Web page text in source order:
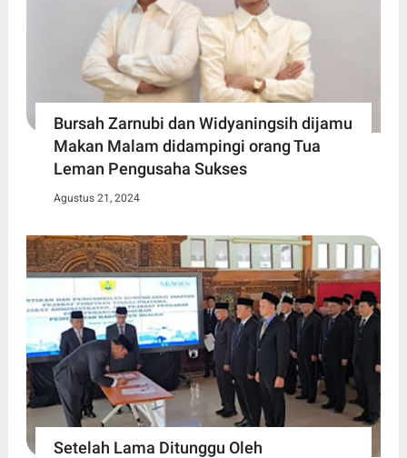
Bursah Zarnubi dan Widyaningsih dijamu
Makan Malam didampingi orang Tua
Leman Pengusaha Sukses
Agustus 21, 2024
Setelah Lama Ditunggu Oleh